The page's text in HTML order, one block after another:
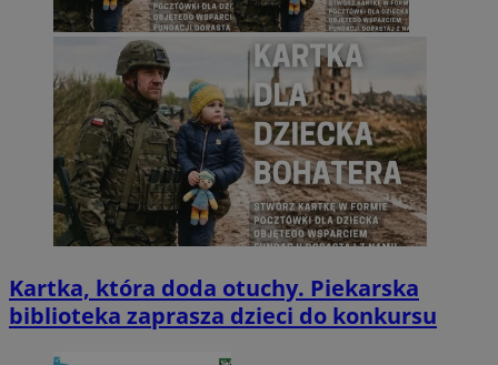
Kartka, która doda otuchy. Piekarska
biblioteka zaprasza dzieci do konkursu